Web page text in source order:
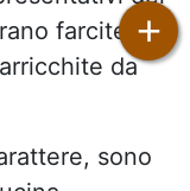
farcite
da
sono
+